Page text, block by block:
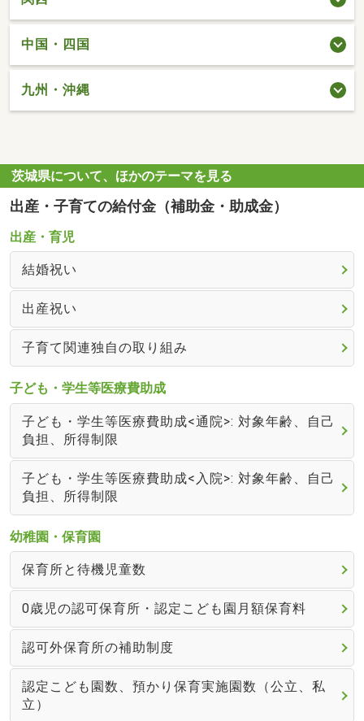
中国・四国
九州・沖縄
茨城県について、ほかのテーマを見る
出産・子育ての給付金（補助金・助成金）
出産・育児
結婚祝い
出産祝い
子育て関連独自の取り組み
子ども・学生等医療費助成
子ども・学生等医療費助成<通院>: 対象年齢、自己
負担、所得制限
子ども・学生等医療費助成<入院>: 対象年齢、自己
負担、所得制限
幼稚園・保育園
保育所と待機児童数
0歳児の認可保育所・認定こども園月額保育料
認可外保育所の補助制度
認定こども園数、預かり保育実施園数（公立、私
立）